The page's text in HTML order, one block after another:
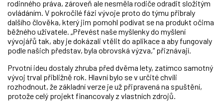
rodinného práva, zároveň ale nesměla rodiče odradit složitým
ovládáním. V pokročilé fázi vývoje proto do týmu přibraly
dalšího člověka, který jim pomohl podívat se na produkt očima
běžného uživatele. „Převést naše myšlenky do myšlení
vývojářů tak, aby je dokázali vtělit do aplikace a aby fungovaly
podle našich představ, byla obrovská výzva,“ přiznávají.
Prvotní ideu dostaly zhruba před dvěma lety, zatímco samotný
vývoj trval přibližně rok. Hlavní bylo se v určité chvíli
rozhodnout, že základní verze je už připravená na spuštění,
protožecelý projekt financovaly z vlastních zdrojů.